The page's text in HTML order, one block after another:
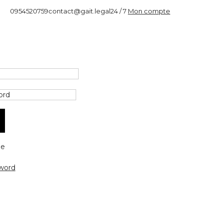
0954520759contact@gait.legal24 / 7 Mon compte